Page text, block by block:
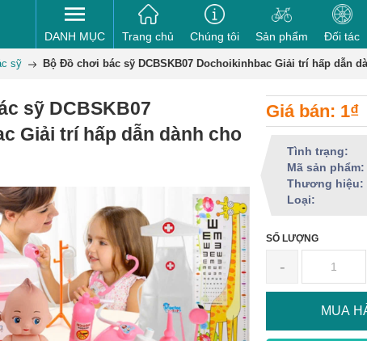
DANH MỤC Trang chủ Chúng tôi Sản phẩm Đối tác
sỹ Bộ Đồ chơi bác sỹ DCBSKB07 Dochoikinhbac Giải trí hấp dẫn
sỹ DCBSKB07
Giải trí hấp dẫn dành cho
Giá bán: 1₫
Tình trạng:
Mã sản phẩm:
Thương hiệu:
Loại:
SỐ LƯỢNG
-
MUA